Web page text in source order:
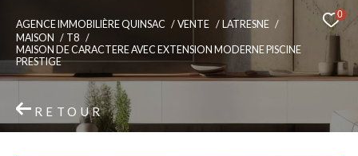
0
AGENCE IMMOBILIÈRE QUINSAC VENTE
LATRESNE
MAISON
T8
MAISON DE CARACTERE AVEC EXTENSION MODERNE PISCINE
PRESTIGE
RETOUR